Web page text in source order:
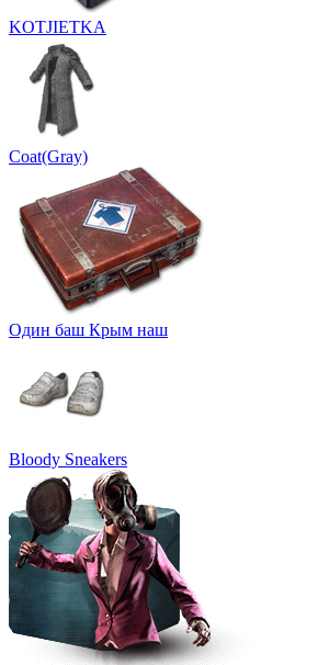
KOTJIETKA
Coat(Gray)
Один баш Крым наш
Bloody Sneakers